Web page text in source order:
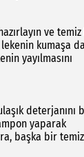
ve
lekenin kumaşa
yayılmasını
deterjanını
yaparak
başka bir